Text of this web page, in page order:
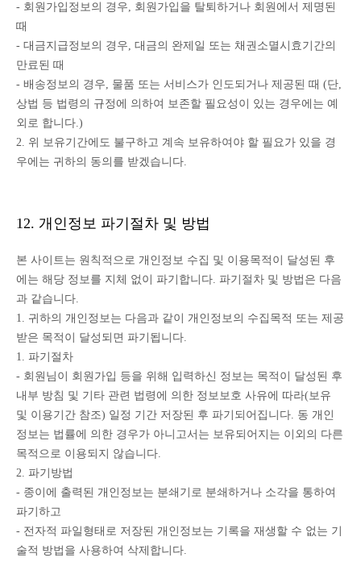
- 회원가입정보의 경우, 회원가입을 탈퇴하거나 회원에서 제명된
때
- 대금지급정보의 경우, 대금의 완제일 또는 채권소멸시효기간의
만료된 때
- 배송정보의 경우, 물품 또는 서비스가 인도되거나 제공된 때 (단,
상법 등 법령의 규정에 의하여 보존할 필요성이 있는 경우에는 예
외로 합니다.)
2. 위 보유기간에도 불구하고 계속 보유하여야 할 필요가 있을 경
우에는 귀하의 동의를 받겠습니다.
12. 개인정보 파기절차 및 방법
본 사이트는 원칙적으로 개인정보 수집 및 이용목적이 달성된 후
에는 해당 정보를 지체 없이 파기합니다. 파기절차 및 방법은 다음
과 같습니다.
1. 귀하의 개인정보는 다음과 같이 개인정보의 수집목적 또는 제공
받은 목적이 달성되면 파기됩니다.
1. 파기절차
- 회원님이 회원가입 등을 위해 입력하신 정보는 목적이 달성된 후
내부 방침 및 기타 관련 법령에 의한 정보보호 사유에 따라(보유
및 이용기간 참조) 일정 기간 저장된 후 파기되어집니다. 동 개인
정보는 법률에 의한 경우가 아니고서는 보유되어지는 이외의 다른
목적으로 이용되지 않습니다.
2. 파기방법
- 종이에 출력된 개인정보는 분쇄기로 분쇄하거나 소각을 통하여
파기하고
- 전자적 파일형태로 저장된 개인정보는 기록을 재생할 수 없는 기
술적 방법을 사용하여 삭제합니다.